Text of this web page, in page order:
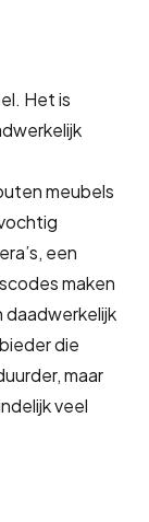
Het is
meubels
een
maken
daadwerkelijk
die
maar
veel